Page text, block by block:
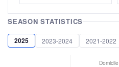
SEASON STATISTICS
2025 2023-2024 2021-2022
Domicile